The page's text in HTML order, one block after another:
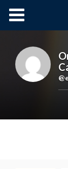
Cursos